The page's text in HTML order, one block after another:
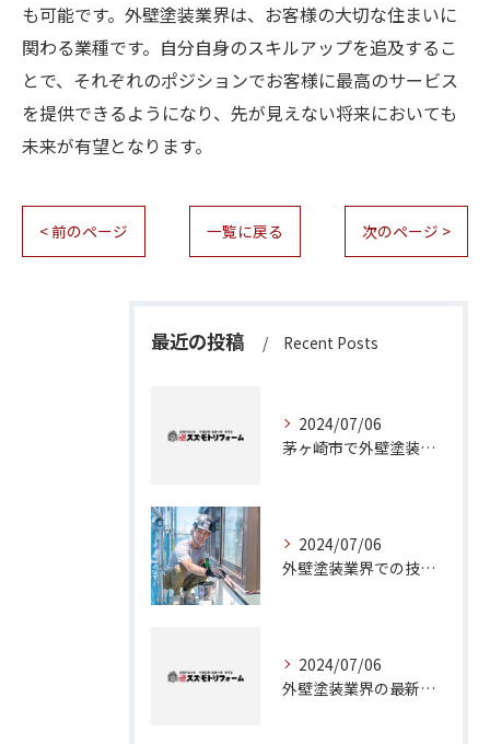
も可能です。外壁塗装業界は、お客様の大切な住まいに
関わる業種です。自分自身のスキルアップを追及するこ
とで、それぞれのポジションでお客様に最高のサービス
を提供できるようになり、先が見えない将来においても
未来が有望となります。
< 前のページ 一覧に戻る 次のページ >
最近の投稿 Recent Posts
2024/07/06
茅ヶ崎市で外壁塗装工事をお考えなら！専門業者にお任せください。
2024/07/06
外壁塗装業界での技術力と知識の向上に役立つ茅ヶ崎市の塗装工事職人募集
2024/07/06
外壁塗装業界の最新事情：茅ヶ崎市の塗装職人募集について